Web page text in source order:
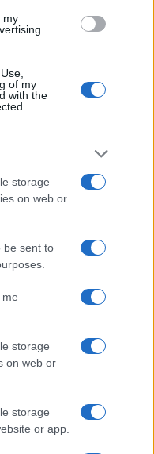
my
of my
with the
storage
on web or
be sent to
storage
on web or
storage
or app.
per i giochi del